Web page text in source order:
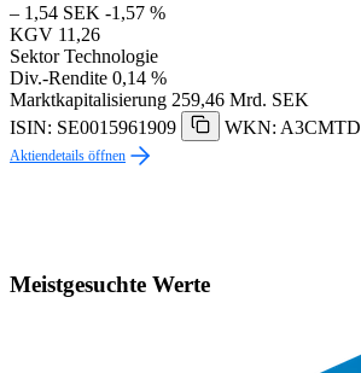
– 1,54 SEK -1,57 %
KGV 11,26
Sektor Technologie
Div.-Rendite 0,14 %
Marktkapitalisierung 259,46 Mrd. SEK
ISIN: SE0015961909
WKN: A3CMTD
Aktiendetails öffnen
Meistgesuchte Werte